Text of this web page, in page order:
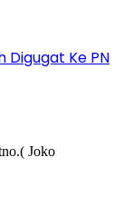
Digugat Ke PN